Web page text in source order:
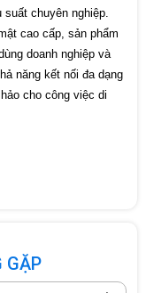
chuyên nghiệp.
cao cấp, sản phẩm
doanh nghiệp và
năng kết nối đa dạng
cho công việc di
GẶP